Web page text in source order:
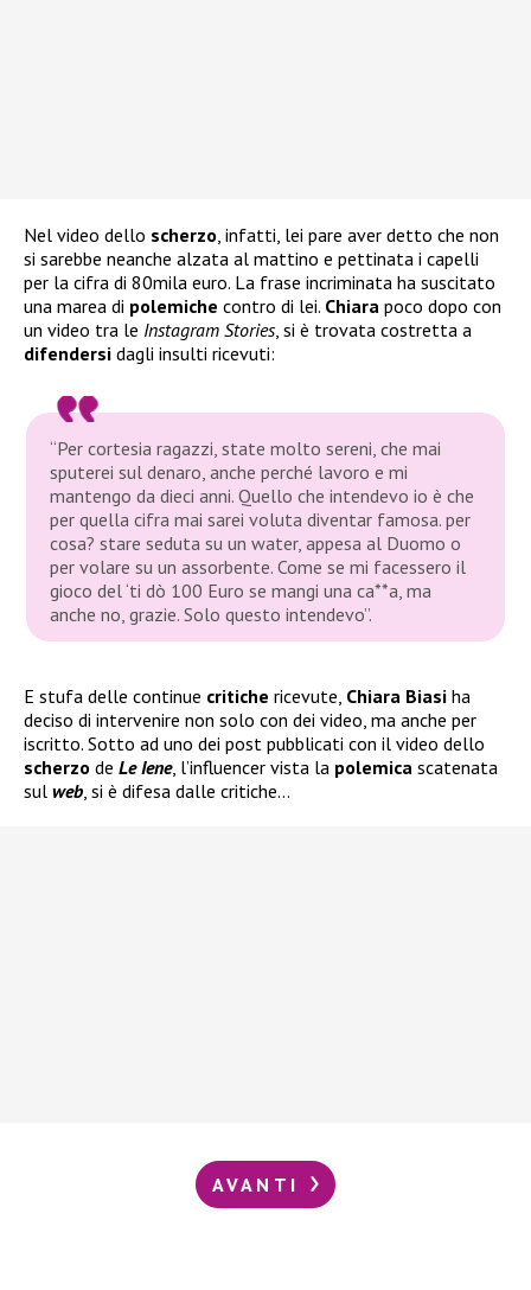
Nel video dello scherzo, infatti, lei pare aver detto che non
si sarebbe neanche alzata al mattino e pettinata i capelli
per la cifra di 80mila euro. La frase incriminata ha suscitato
una marea di polemiche contro di lei. Chiara poco dopo con
un video tra le Instagram Stories, si è trovata costretta a
difendersi dagli insulti ricevuti:
“Per cortesia ragazzi, state molto sereni, che mai
sputerei sul denaro, anche perché lavoro e mi
mantengo da dieci anni. Quello che intendevo io è che
per quella cifra mai sarei voluta diventar famosa. per
cosa?stare seduta su un water, appesa al Duomo o
per volare su un assorbente. Come se mi facessero il
gioco del ‘ti dò 100 Euro se mangi una ca**a, ma
anche no, grazie. Solo questo intendevo”.
E stufa delle continue critiche ricevute, Chiara Biasi ha
deciso di intervenire non solo con dei video, ma anche per
iscritto. Sotto ad uno dei post pubblicati con il video dello
scherzo de Le Iene, l’influencer vista la polemica scatenata
sul web , si è difesa dalle critiche…
AVANTI